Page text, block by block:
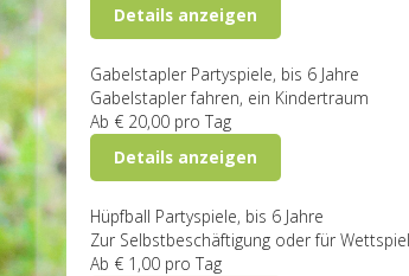
Details anzeigen
Gabelstapler Partyspiele, bis 6 Jahre
Gabelstapler fahren, ein Kindertraum
Ab € 20,00 pro Tag
Details anzeigen
Hüpfball Partyspiele, bis 6 Jahre
Zur Selbstbeschäftigung oder für
Ab € 1,00 pro Tag